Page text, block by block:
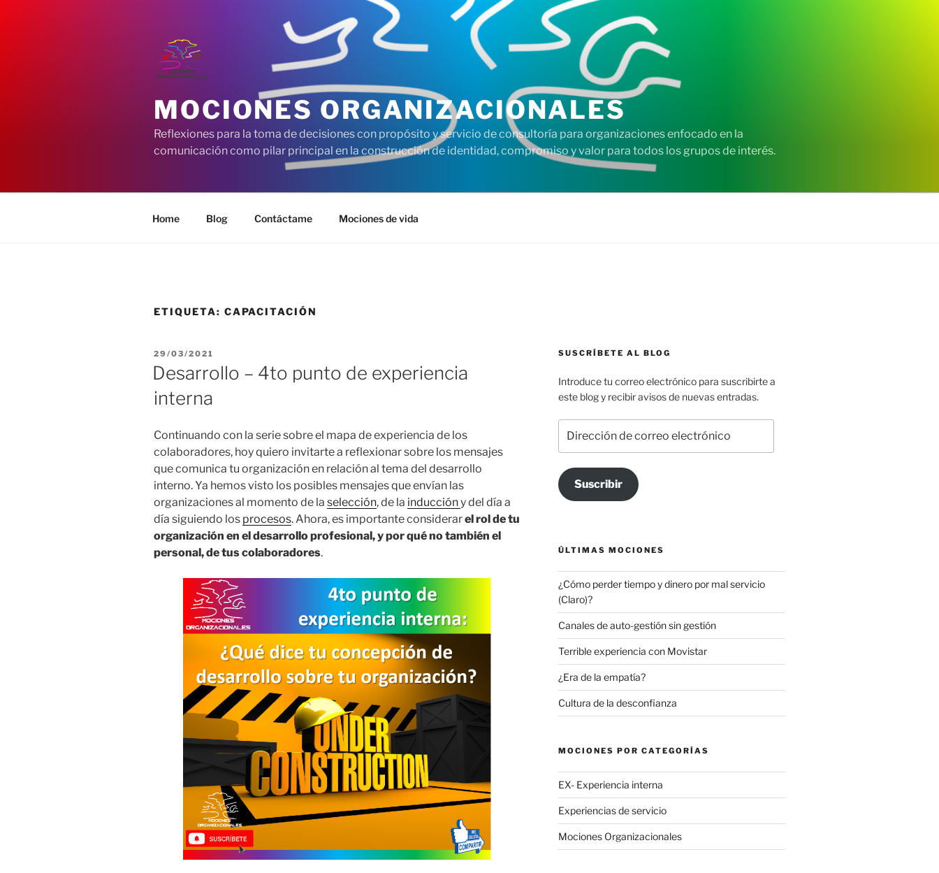
MOCIONES ORGANIZACIONALES
Reflexiones para la toma de decisiones con propósito y servicio de consultoría para organizaciones enfocado en la
comunicación como pilar principal en la construcción de identidad, compromiso y valor para todos los grupos de interés.
Home Blog Contáctame Mociones de vida
ETIQUETA: CAPACITACIÓN
PUBLICADO
EL
29/03/2021
Desarrollo – 4to punto de experiencia
interna
Continuando con la serie sobre el mapa de experiencia de los
colaboradores, hoy quiero invitarte a reflexionar sobre los mensajes
que comunica tu organización en relación al tema del desarrollo
interno. Ya hemos visto los posibles mensajes que envían las
organizaciones al momento de la selección, de la induccióny del día a
día siguiendo los procesos. Ahora, es importante considerarel rol de tu
organización en el desarrollo profesional, y por qué no también el
personal, de tus colaboradores.
SUSCRÍBETE AL BLOG
Introduce tu correo electrónico para suscribirte a
este blog y recibir avisos de nuevas entradas.
de
correo
electrónico
Suscribir
ÚLTIMAS MOCIONES
¿Cómo perder tiempo y dinero por mal servicio
(Claro)?
Canales de auto-gestión sin gestión
Terrible experiencia con Movistar
¿Era de la empatía?
Cultura de la desconfianza
MOCIONES POR CATEGORÍAS
EX- Experiencia interna
Experiencias de servicio
Mociones Organizacionales